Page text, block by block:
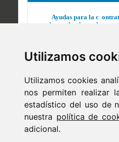
Utilizamos
Utilizamos cookies
nos permiten realizar
estadístico del uso de
nuestra política de
adicional.